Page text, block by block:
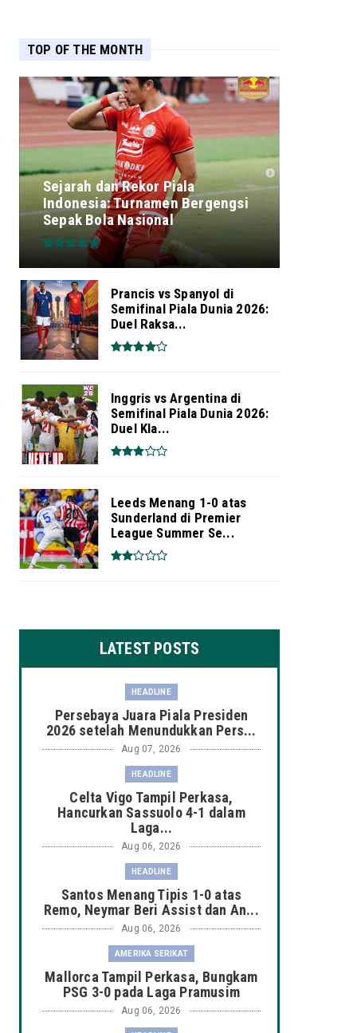
TOP OF THE MONTH
Sejarah dan Rekor Piala
Indonesia: Turnamen Bergengsi
Sepak Bola Nasional
Prancis vs Spanyol di
Semifinal Piala Dunia 2026:
Duel Raksa...
Inggris vs Argentina di
Semifinal Piala Dunia 2026:
Duel Kla...
Leeds Menang 1-0 atas
Sunderland di Premier
League Summer Se...
LATEST POSTS
HEADLINE
Persebaya Juara Piala Presiden
2026 setelah Menundukkan Pers...
Aug 07, 2026
HEADLINE
Celta Vigo Tampil Perkasa,
Hancurkan Sassuolo 4-1 dalam
Laga...
Aug 06, 2026
HEADLINE
Santos Menang Tipis 1-0 atas
Remo, Neymar Beri Assist dan An...
Aug 06, 2026
AMERIKA SERIKAT
Mallorca Tampil Perkasa, Bungkam
PSG 3-0 pada Laga Pramusim
Aug 06, 2026